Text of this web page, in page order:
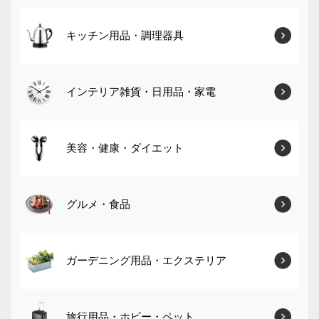
キッチン用品・調理器具
インテリア雑貨・日用品・家電
美容・健康・ダイエット
グルメ・食品
ガーデニング用品・エクステリア